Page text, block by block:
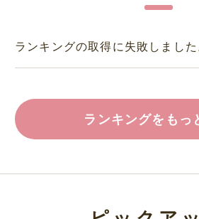
ランキングの取得に失敗しました
ランキングをもっ